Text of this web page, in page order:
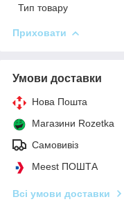
Тип товару
Приховати
Умови доставки
Нова Пошта
Магазини Rozetka
Самовивіз
Meest ПОШТА
Всі умови доставки